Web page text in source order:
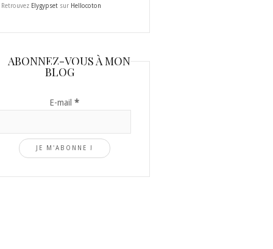
Retrouvez Elygypsetsur Hellocoton
ABONNEZ-VOUS À MON
BLOG
E-mail*